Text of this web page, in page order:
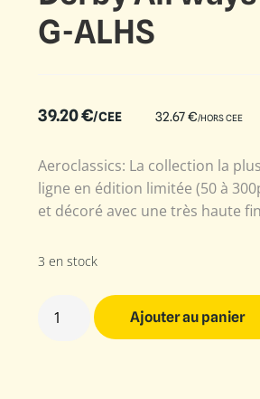
G-ALHS
39.20€/CEE 32.67€/HORS CEE
Aeroclassics: La collection la
ligne en édition limitée (50 à
et décoré avec une très haute
3 en stock
Ajouter au panier